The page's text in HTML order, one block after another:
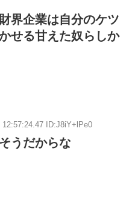
界企業は自分のケツ
せる甘えた奴らしか
12:57:24.47 ID:J8iY+lPe0
うだからな